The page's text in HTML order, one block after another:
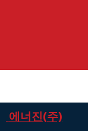
에너진(주)